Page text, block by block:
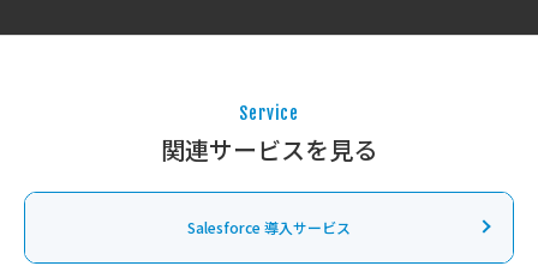
Service
関連サービスを見る
Salesforce導入サービス